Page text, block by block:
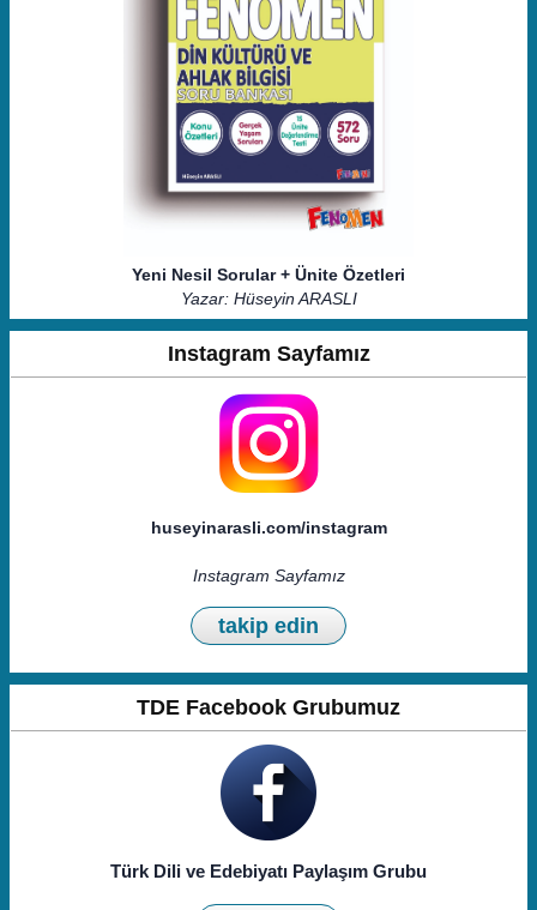
Yeni Nesil Sorular + Ünite Özetleri
Yazar: Hüseyin ARASLI
Instagram Sayfamız
huseyinarasli.com/instagram
Instagram Sayfamız
takip edin
TDE Facebook Grubumuz
Türk Dili ve Edebiyatı Paylaşım Grubu